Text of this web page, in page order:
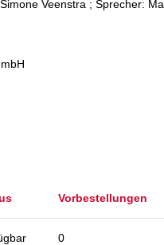
Veenstra ; Sprecher:
Vorbestellungen
0